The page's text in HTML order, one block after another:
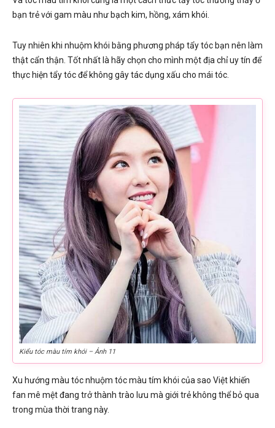
bạn trẻ với gam màu như bạch kim, hồng, xám khói.
Tuy nhiên khi nhuộm khói bằng phương pháp tẩy tóc bạn nên làm
thật cẩn thận. Tốt nhất là hãy chọn cho mình một địa chỉ uy tín để
thực hiện tẩy tóc để không gây tác dụng xấu cho mái tóc.
Kiểu tóc màu tím khói – Ảnh 11
Xu hướng màu tóc nhuộm tóc màu tím khói của sao Việt khiến
fan mê mệt đang trở thành trào lưu mà giới trẻ không thể bỏ qua
trong mùa thời trang này.